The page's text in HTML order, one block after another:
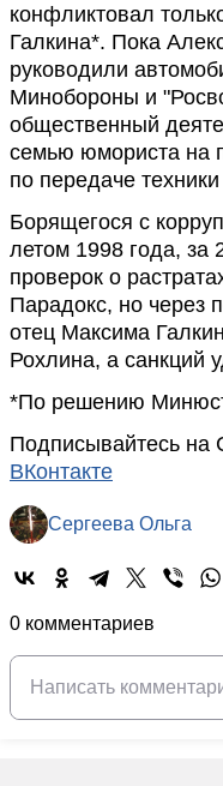
конфликтовал
Галкина*. Пока
руководили
Минобороны и
общественный
семью юмориста на
по передаче техники
Борящегося с
летом 1998 года,
проверок о
Парадокс, но через
отец Максима
Рохлина, а санкций
*По решению
Подписывайтесь на
ВКонтакте
Сергеева Ольга
0 комментариев